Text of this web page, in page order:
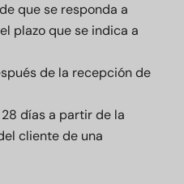
que se responda a
plazo que se indica a
de la recepción de
días a partir de la
cliente de una